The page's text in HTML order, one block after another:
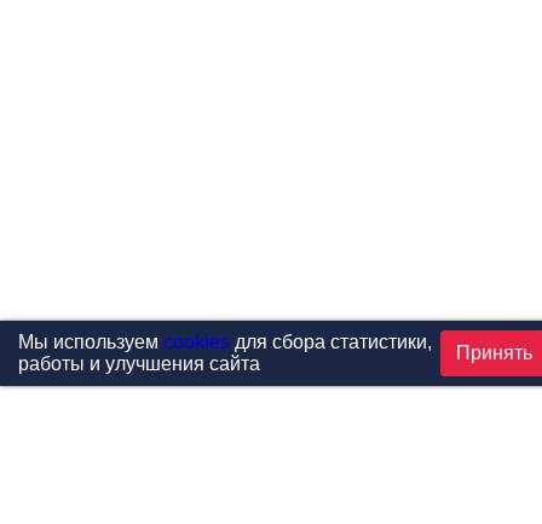
Мы используем cookiesдля сбора статистики,
работы и улучшения сайта
Принять